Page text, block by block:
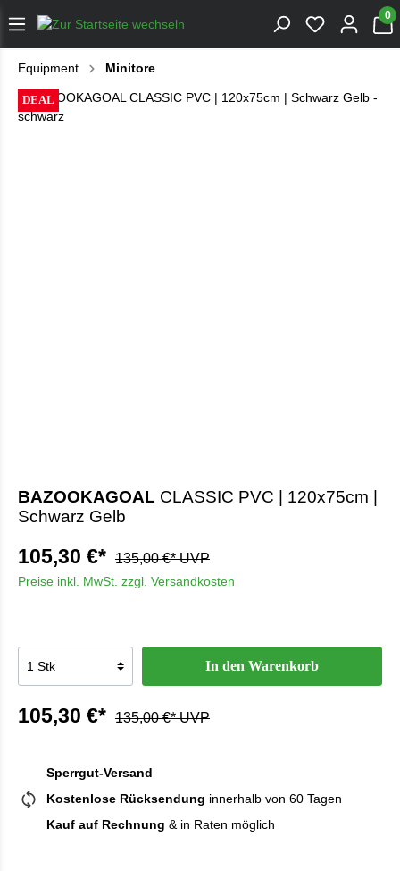
0
Equipment Minitore
BAZOOKAGOAL CLASSIC PVC | 120x75cm |
Schwarz Gelb
105,30 €* 135,00 €* UVP
Preise inkl. MwSt. zzgl. Versandkosten
In den Warenkorb
105,30 €* 135,00 €* UVP
Sperrgut-Versand
Kostenlose Rücksendung innerhalb von 60 Tagen
Kauf auf Rechnung & in Raten möglich
DEAL